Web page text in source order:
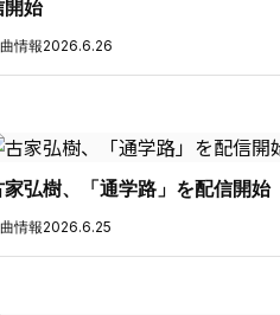
開始
情報2026.6.26
家弘樹、「通学路」を配信開始
情報2026.6.25